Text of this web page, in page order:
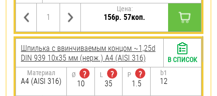
Цена:
156р. 57коп.
Шпилька c ввинчиваемым концом ~1,25d
DIN 939 10х35 мм (нерж.) A4 (AISI 316)
Материал
A4 (AISI 316)
Ø
?
10
L
?
35
P
?
1.5
b1
12
В СПИСОК